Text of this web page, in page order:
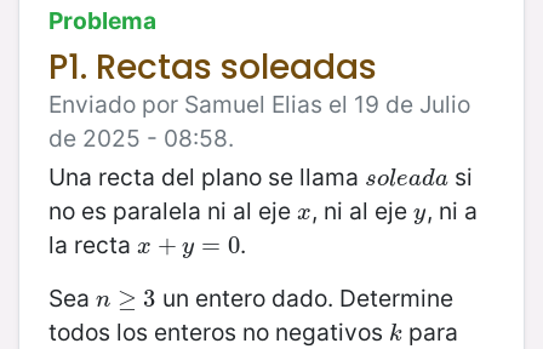
Problema
P1. Rectas soleadas
Enviado por Samuel Elias el 19 de Julio
de 2025 - 08:58.
Una recta del plano se llama soleada
soleada si
no es paralela ni al eje x
x, ni al ejey
y, ni a
la recta x + y = 0
x+y =0
.
Sea n ≥ 3
n≥3
un entero dado. Determine
todos los enteros no negativos k
k para